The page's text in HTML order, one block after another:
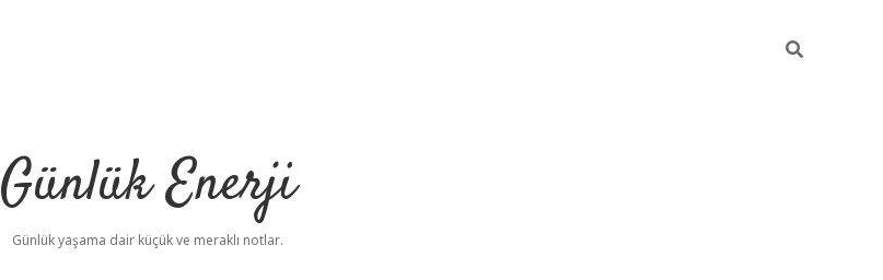
Günlük Enerji
Günlük yaşama dair küçük ve meraklı notlar.